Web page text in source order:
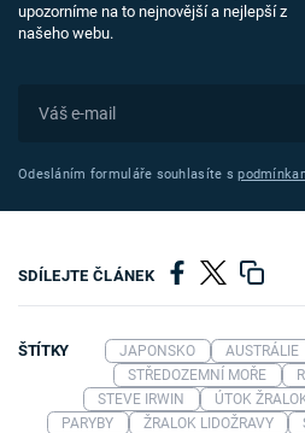
upozorníme na to nejnovější a nejlepší z
našeho webu.
Odesláním formuláře souhlasíte s
SDÍLEJTE ČLÁNEK
ŠTÍTKY JAPONSKO AUSTRÁLIE
STŘEDOZEMNÍ MOŘE
STEVE IRWIN
ÚTOK
PARYBY
ŽRALOK LIDOŽRAVY